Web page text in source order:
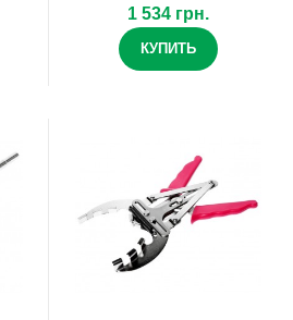
1 534 грн.
КУПИТЬ